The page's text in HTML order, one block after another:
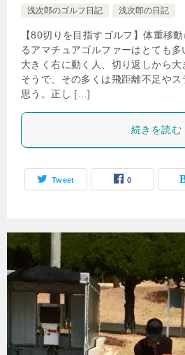
浅次郎のゴルフ日記
浅次郎の日記
【80切りを目指すゴルフ】体重移
るアマチュアゴルファーはとても
大きく右に動く人、切り返しから
そうで、その多くは飛距離不足やス
思う。正し […]
続きを読む
Tweet 0